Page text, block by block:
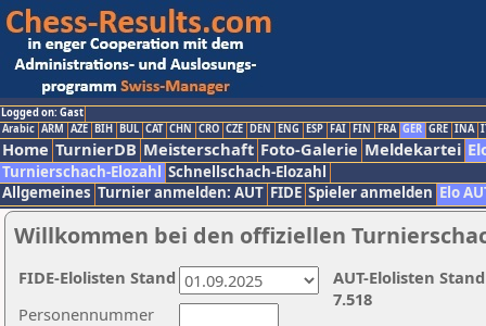
Logged on: Gast
Arabic ARM AZE BIH BUL CAT CHN CRO CZE DEN ENG ESP FAI FIN FRA GER GRE INA
Home TurnierDB Meisterschaft Foto-Galerie Meldekartei
Turnierschach-Elozahl Schnellschach-Elozahl
Allgemeines Turnier anmelden: AUT FIDE Spieler anmelden Elo
Willkommen bei den offiziellen
Personennummer
AUT-Elolisten
7.518
FIDE-Elolisten Stand